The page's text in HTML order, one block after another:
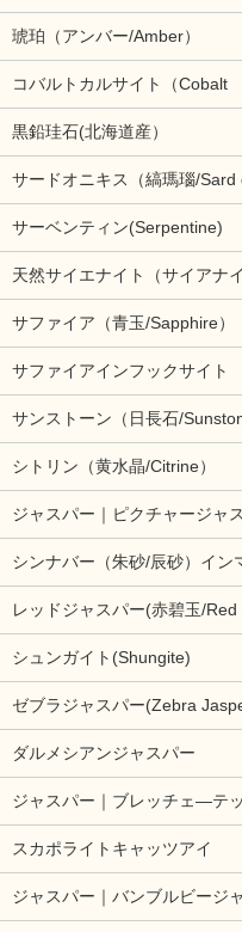
琥珀（アンバー/Amber）
コバルトカルサイト（Cobalt
黒鉛珪石(北海道産）
サードオニキス（縞瑪瑙/Sard
サーベンティン(Serpentine)
天然サイエナイト（サイアナイ
サファイア（青玉/Sapphire）
サファイアインフックサイト
サンストーン（日長石/
シトリン（黄水晶/Citrine）
ジャスパー｜ピクチャージャ
シンナバー（朱砂/辰砂）イン
レッドジャスパー(赤碧玉/
シュンガイト(Shungite)
ゼブラジャスパー(Zebra
ダルメシアンジャスパー
ジャスパー｜ブレッチェ―テ
スカポライトキャッツアイ
ジャスパー｜バンブルビージ